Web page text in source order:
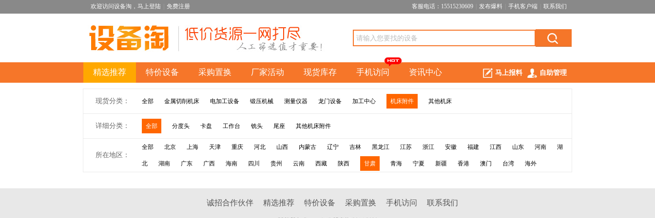
欢迎访问设备淘， 马上登陆 免费注册 客服电话：15515230609 发布爆料 手机客户端 联系我们
精选推荐 特价设备 采购置换 厂家活动 现货库存 手机访问 资讯中心 马上报料 自助管理
现货分类： 全部 金属切削机床 电加工设备 锻压机械 测量仪器 龙门设备 加工中心 机床附件 其他机床
详细分类： 全部 分度头 卡盘 工作台 铣头 尾座 其他机床附件
所在地区：
全部 北京 上海 天津 重庆 河北 山西 内蒙古 辽宁 吉林 黑龙江 江苏 浙江 安徽 福建 江西 山东 河南 湖
北 湖南 广东 广西 海南 四川 贵州 云南 西藏 陕西 甘肃 青海 宁夏 新疆 香港 澳门 台湾 海外
诚招合作伙伴 精选推荐 特价设备 采购置换 手机访问 联系我们